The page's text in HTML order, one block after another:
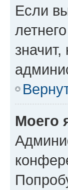
Если
Моего